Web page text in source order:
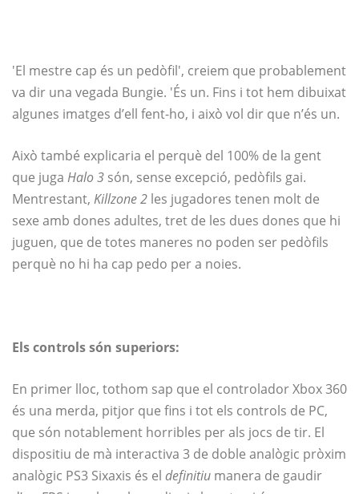
'El mestre cap és un pedòfil', creiem que probablement
va dir una vegada Bungie. 'És un. Fins i tot hem dibuixat
algunes imatges d’ell fent-ho, i això vol dir que n’és un.
Això també explicaria el perquè del 100% de la gent
que juga Halo 3 són, sense excepció, pedòfils gai.
Mentrestant, Killzone 2 les jugadores tenen molt de
sexe amb dones adultes, tret de les dues dones que hi
juguen, que de totes maneres no poden ser pedòfils
perquè no hi ha cap pedo per a noies.
Els controls són superiors:
En primer lloc, tothom sap que el controlador Xbox 360
és una merda, pitjor que fins i tot els controls de PC,
que són notablement horribles per als jocs de tir. El
dispositiu de mà interactiva 3 de doble analògic pròxim
analògic PS3 Sixaxis és el definitiu manera de gaudir